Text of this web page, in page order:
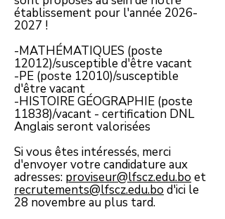
établissement pour l'année 2026-
2027 !
-MATHÉMATIQUES (poste
12012)/susceptible d'être vacant
-PE (poste 12010)/susceptible
d'être vacant
-HISTOIRE GÉOGRAPHIE (poste
11838)/vacant - certification DNL
Anglais seront valorisées
Si vous êtes intéressés, merci
d'envoyer votre candidature aux
adresses: proviseur@lfscz.edu.bo et
recrutements@lfscz.edu.bo d'ici le
28 novembre au plus tard.